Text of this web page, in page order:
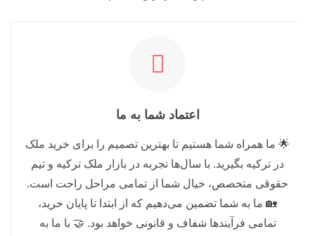
اعتماد شما به ما
🌟 ما همراه شما هستیم تا بهترین تصمیم را برای خرید ملک
در ترکیه بگیرید. با سال‌ها تجربه در بازار ملک ترکیه و تیم
حقوقی متخصص، خیال شما از تمامی مراحل راحت است.
🏡 ما به شما تضمین می‌دهیم که از ابتدا تا پایان خرید،
تمامی فرآیندها شفاف و قانونی خواهد بود. 🤝 با ما به